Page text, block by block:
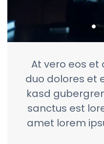
At vero eos
duo dolores et
kasd
sanctus est
amet lorem